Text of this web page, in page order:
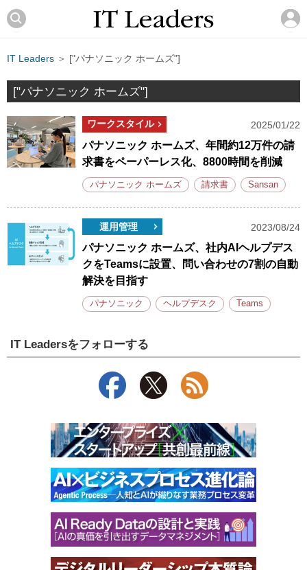
IT Leaders ＞ ["パナソニック ホームズ"]
["パナソニック ホームズ"]
ワークスタイル 2025/01/22
パナソニック ホームズ、年間約12万件の請
求書をペーパーレス化、8800時間を削減
パナソニック ホームズ 請求書 Sansan
運用管理 2023/08/24
パナソニック ホームズ、社内AIヘルプデス
クをTeamsに設置、問い合わせの7割の自動
解決を目指す
パナソニック ヘルプデスク Teams
IT Leadersをフォローする